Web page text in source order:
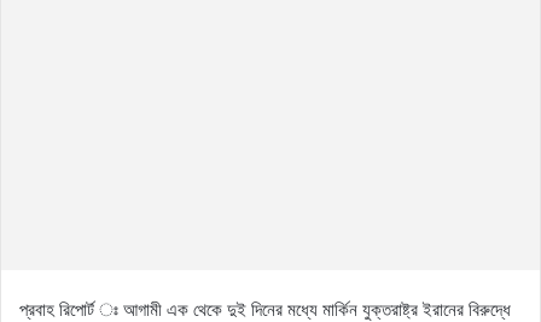
প্রবাহ রিপোর্ট ঃ আগামী এক থেকে দুই দিনের মধ্যে মার্কিন যুক্তরাষ্ট্র ইরানের বিরুদ্ধে